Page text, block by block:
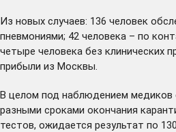
Из новых случаев: 136 человек
пневмониями; 42 человека – по
четыре человека без клинических
прибыли из Москвы.
В целом под наблюдением медиков
разными сроками окончания
тестов, ожидается результат по